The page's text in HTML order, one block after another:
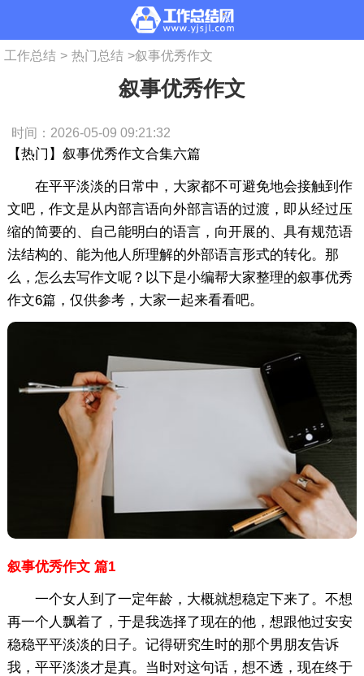
工作总结 > 热门总结 >叙事优秀作文
叙事优秀作文
时间：2026-05-09 09:21:32
【热门】叙事优秀作文合集六篇
在平平淡淡的日常中，大家都不可避免地会接触到作
文吧，作文是从内部言语向外部言语的过渡，即从经过压
缩的简要的、自己能明白的语言，向开展的、具有规范语
法结构的、能为他人所理解的外部语言形式的转化。那
么，怎么去写作文呢？以下是小编帮大家整理的叙事优秀
作文6篇，仅供参考，大家一起来看看吧。
叙事优秀作文 篇1
一个女人到了一定年龄，大概就想稳定下来了。不想
再一个人飘着了，于是我选择了现在的他，想跟他过安安
稳稳平平淡淡的日子。记得研究生时的那个男朋友告诉
我，平平淡淡才是真。当时对这句话，想不透，现在终于